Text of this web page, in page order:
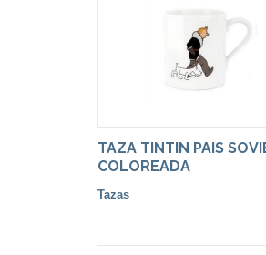
TAZA TINTIN PAIS
COLOREADA
Tazas